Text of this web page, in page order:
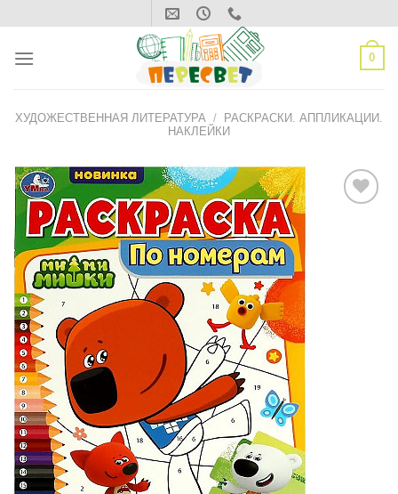
content
0
ХУДОЖЕСТВЕННАЯ ЛИТЕРАТУРА /
РАСКРАСКИ. АППЛИКАЦИИ.
НАКЛЕЙКИ
ДОБАВИТЬ
В СПИСОК
ЖЕЛАНИЙ